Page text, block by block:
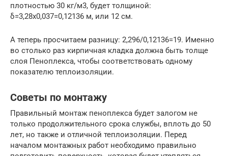
плотностью 30 кг/м3, будет толщиной:
δ=3,28х0,037=0,12136 м, или 12 см.
А теперь просчитаем разницу: 2,296/0,12136=19. Именно
во столько раз кирпичная кладка должна быть толще
слоя Пеноплекса, чтобы соответствовать одному
показателю теплоизоляции.
Советы по монтажу
Правильный монтаж пеноплекса будет залогом не
только продолжительного срока службы, вплоть до 50
лет, но также и отличной теплоизоляции. Перед
началом монтажных работ необходимо правильно